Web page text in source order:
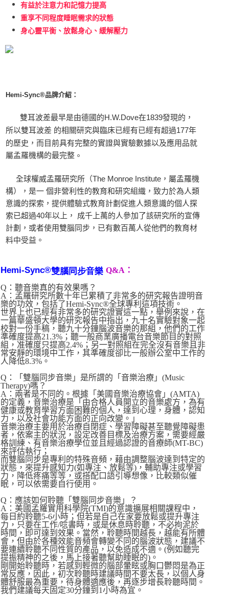
有益於注意力和記憶力提高
重享不同程度睡眠需求的狀態
身心靈平衡、放鬆身心、緩解壓力
Hemi-Sync®品牌介紹：
雙耳波差最早是由德國的H.W.Dove在1839發現的，
所以雙耳波差 的相關研究與臨床已經有已經有超過177年
的歷史，而目前具有完整的實證與實驗數據以及應用品就
屬孟羅機構的最完整 。
全球權威孟羅研究所（The Monroe Institute，屬孟羅機
構），是一 個非營利性的教育和研究組織，致力於為人類
意識的探索，提供體驗式教育計劃促進人類意識的個人探
索已超過40年以上， 成千上萬的人參加了該研究所的宣傳
計劃，或者使用雙腦同步，已有數百萬人從他們的教育材
料中受益。
Hemi-Sync®雙腦同步音樂 Q&A：
Q：聽音樂真的有效果嗎？
A：孟羅研究所數十年已累積了非常多的研究報告證明音
樂的功效，包括了Hemi-Sync®全球專利這項技術。
世界上也已經有非常多的研究證實這一點，舉例來說，在
一篇華盛頓大學的研究報告中指出，九十名實驗對象一起
校對一份手稿，聽九十分鐘腦波音樂的那組，他們的工作
準確度提高21.3%；聽一般商業廣播電台音樂節目的對照
組，准確度只提高2.4%；另一對照組在完全沒有音樂且非
常安靜的環境中工作，其準確度卻比一般辦公室中工作的
人降低8.3%。
Q：「雙腦同步音樂」是所謂的「音樂治療」(Music
Therapy)嗎？
A：兩者是不同的。根據「美國音樂治療協會」(AMTA)
的定義，音樂治療是「由合格人員開立的音樂處方，為有
健康或教育學習方面困難的個人，達到心理，身體，認知
力，以及社會功能方面的正向改變。」
音樂治療主要用於治療自閉症、學習障礙甚至聽覺障礙患
者，依案主的狀況，設定改善目標及治療方案，需要經嚴
格訓練、有音樂治療學位並且經過認證的音療師(MT-BC)
來評估執行；
而雙腦同步是專利的特殊音頻，藉由調整腦波達到特定的
狀態，來提升感知力(如專注、放鬆等)，輔助專注或學習
力，降低疼痛等等，或搭配口語引導想像，比較類似催
眠，可以依需要自行使用。
Q：應該如何聆聽「雙腦同步音樂」？
A：美國孟羅實用科學院(TMI)的意識擴展相關課程中，
每日約聆聽5-6小時；但若是自己在家要放鬆或提升專注
力，只要在工作/唸書時，或是休息時聆聽，不必拘泥於
時間，即可達到效果。當然，聆聽時間越長，越能有所體
會，但由於各種效能音頻會轉變不同的腦波狀態，建議不
要連續聆聽不同性質的產品，以免造成不適。(例如聽完
提振精神的之後，馬上接著聽幫助睡眠的)。
剛開始聆聽時，若感到輕微的腦部暈眩或胸口鬱悶是為正
常反應，因此，初次聆聽時建議時間不要太長，以個人身
體舒服最為重要，待身體適應後，再逐步增長聆聽時間。
我們建議每天固定30分鐘到1小時為宜。